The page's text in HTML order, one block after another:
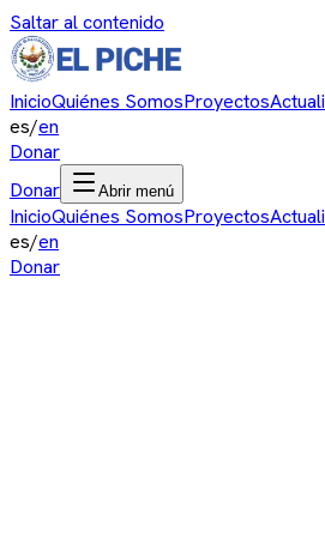
Saltar al contenido
InicioQuiénes SomosProyectos
es/en
Donar
Donar
Abrir menú
InicioQuiénes SomosProyectos
es/en
Donar